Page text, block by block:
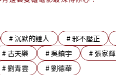
# 沉默的證人 # 邪不壓正
# 古天樂 #吳鎮宇 #張家輝
#劉青雲 #劉德華